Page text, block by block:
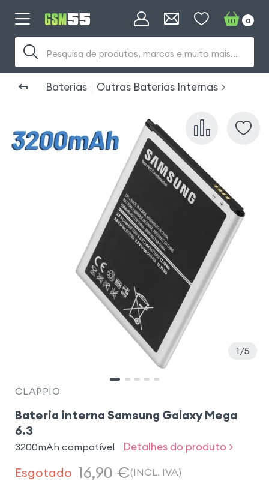
Pesquisa de produtos, marcas e muito mais...
0
Baterias Outras Baterias Internas
1 5
CLAPPIO
Bateria interna Samsung Galaxy Mega
6.3
3200mAh compatível Detalhes do produto >
Esgotado 16,90 €(INCL. IVA)